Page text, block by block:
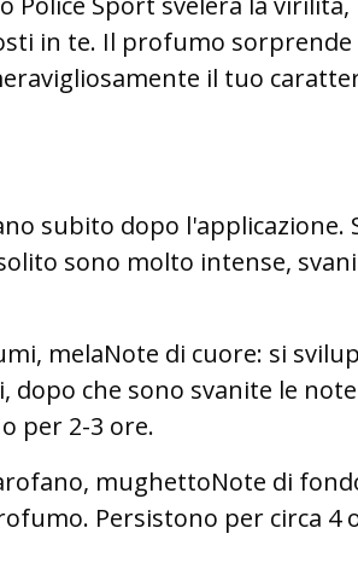
in te. Il profumo sorprende
il tuo
subito dopo l'applicazione.
sono molto intense,
melaNote di cuore: si
che sono svanite le
per 2-3 ore.
mughettoNote di
Persistono per circa 4